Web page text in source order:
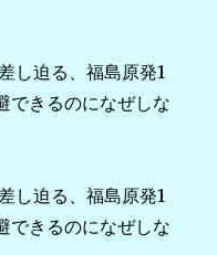
し迫る、福島原発1
きるのになぜしな
し迫る、福島原発1
きるのになぜしな